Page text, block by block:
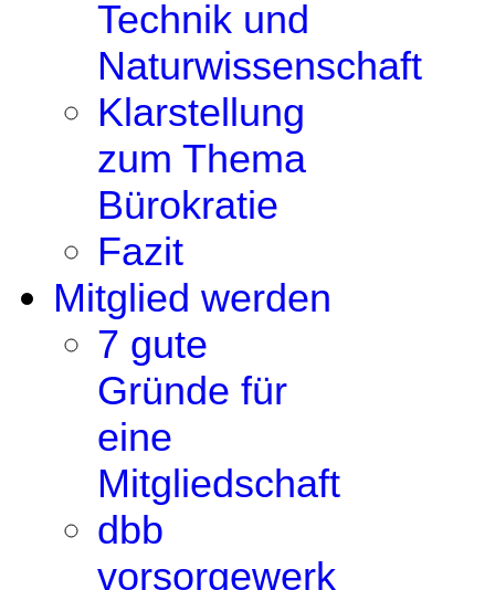
Technik und
Naturwissenschaft
Klarstellung
zum Thema
Bürokratie
Fazit
Mitglied werden
7 gute
Gründe für
eine
Mitgliedschaft
dbb
vorsorgewerk